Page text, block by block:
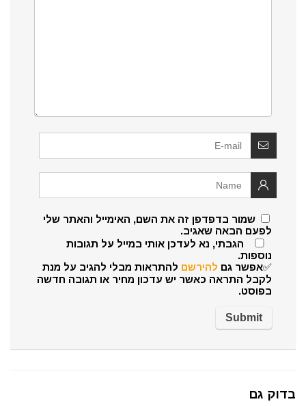
שמור בדפדפן זה את השם, האימייל והאתר שלי
לפעם הבאה שאגיב.
הגבתי, נא לעדכן אותי במייל על תגובות
נוספות.
✅אפשר גם להירשם להתראות מבלי להגיב על מנת
לקבל התראה כאשר יש עדכון מחיר או תגובה חדשה
בפוסט.
בדוק גם